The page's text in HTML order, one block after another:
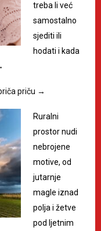
treba li već
samostalno
sjediti ili
hodati i kada
priču →
Ruralni
prostor nudi
nebrojene
motive, od
jutarnje
magle iznad
polja i žetve
pod ljetnim